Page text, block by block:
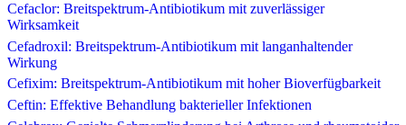
Cefaclor: Breitspektrum-Antibiotikum mit zuverlässiger
Wirksamkeit
Cefadroxil: Breitspektrum-Antibiotikum mit langanhaltender
Wirkung
Cefixim: Breitspektrum-Antibiotikum mit hoher Bioverfügbarkeit
Ceftin: Effektive Behandlung bakterieller Infektionen